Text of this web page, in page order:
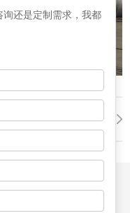
反应器
询还是定制需求，我都